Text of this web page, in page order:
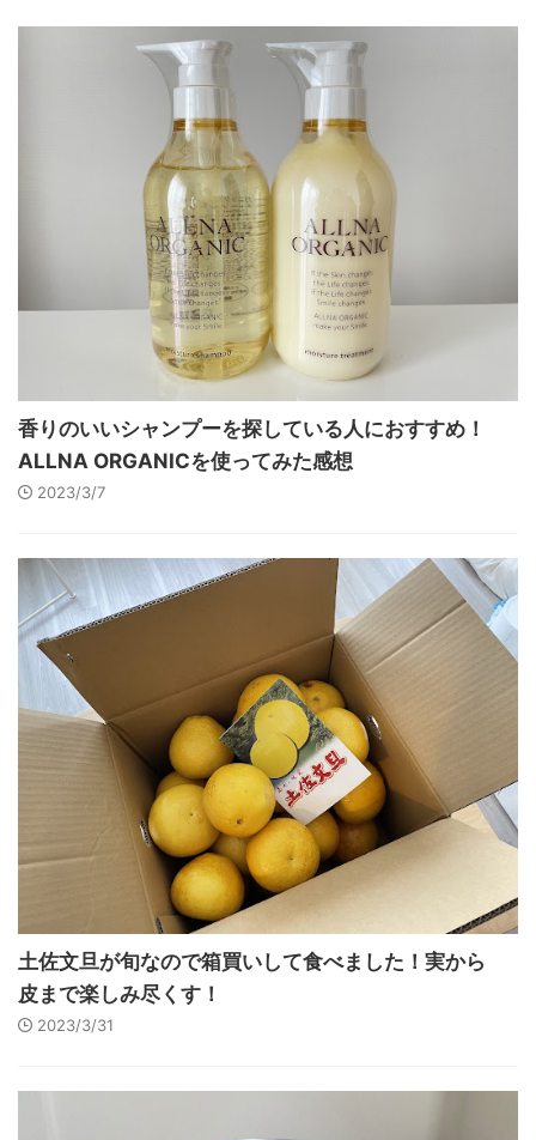
香りのいいシャンプーを探している人におすすめ！
ALLNA ORGANICを使ってみた感想
2023/3/7
土佐文旦が旬なので箱買いして食べました！実から
皮まで楽しみ尽くす！
2023/3/31